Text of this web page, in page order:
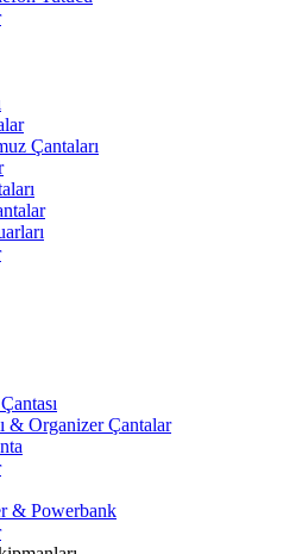
Çantaları
& Organizer Çantalar
& Powerbank